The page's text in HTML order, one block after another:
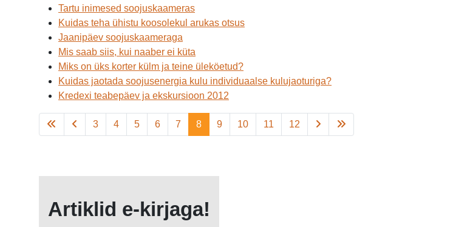
Tartu inimesed soojuskaameras
Kuidas teha ühistu koosolekul arukas otsus
Jaanipäev soojuskaameraga
Mis saab siis, kui naaber ei küta
Miks on üks korter külm ja teine üleköetud?
Kuidas jaotada soojusenergia kulu individuaalse kulujaoturiga?
Kredexi teabepäev ja ekskursioon 2012
3 4 5 6 7 8 9 10 11 12
Artiklid e-kirjaga!